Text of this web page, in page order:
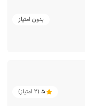
بدون امتیاز
5
(
2 امتیاز)